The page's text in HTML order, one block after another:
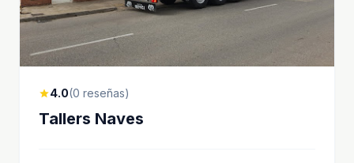
star4.0(0 reseñas)
Tallers Naves